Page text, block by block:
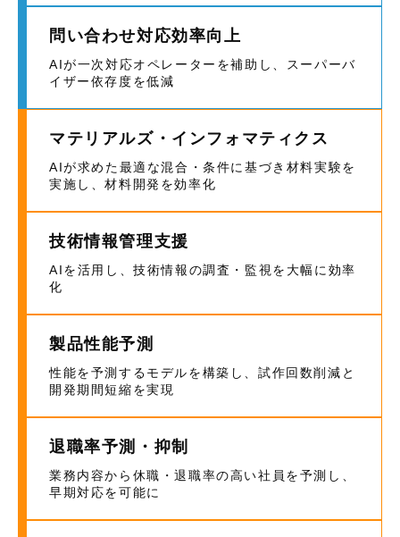
問い合わせ対応効率向上
AIが一次対応オペレーターを補助し、スーパーバ
イザー依存度を低減
マテリアルズ・インフォマティクス
AIが求めた最適な混合・条件に基づき材料実験を
実施し、材料開発を効率化
技術情報管理支援
AIを活用し、技術情報の調査・監視を大幅に効率
化
製品性能予測
性能を予測するモデルを構築し、試作回数削減と
開発期間短縮を実現
退職率予測・抑制
業務内容から休職・退職率の高い社員を予測し、
早期対応を可能に